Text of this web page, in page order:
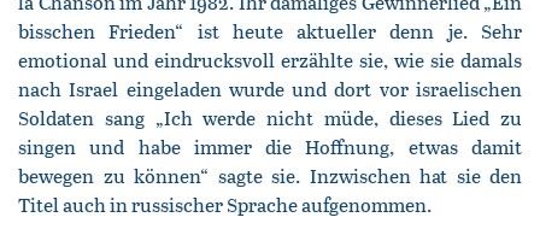
bisschen Frieden“ ist heute aktueller denn je. Sehr
emotional und eindrucksvoll erzählte sie, wie sie damals
nach Israel eingeladen wurde und dort vor israelischen
Soldaten sang „Ich werde nicht müde, dieses Lied zu
singen und habe immer die Hoffnung, etwas damit
bewegen zu können“ sagte sie. Inzwischen hat sie den
Titel auch in russischer Sprache aufgenommen.